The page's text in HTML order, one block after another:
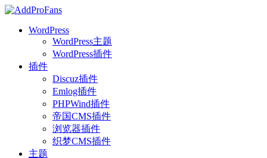
WordPress
WordPress主题
WordPress插件
插件
Discuz插件
Emlog插件
PHPWind插件
帝国CMS插件
浏览器插件
织梦CMS插件
主题